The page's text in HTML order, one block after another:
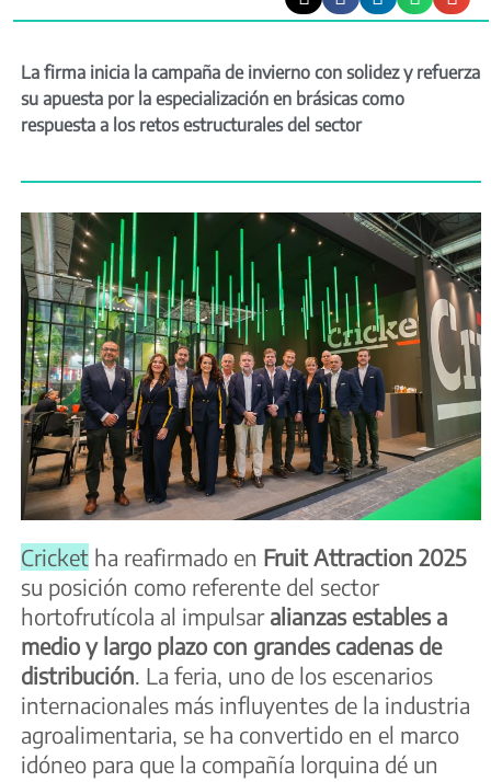
La firma inicia la campaña de invierno con solidez y refuerza
su apuesta por la especialización en brásicas como
respuesta a los retos estructurales del sector
Cricket ha reafirmado en Fruit Attraction 2025
su posición como referente del sector
hortofrutícola al impulsar alianzas estables a
medio y largo plazo con grandes cadenas de
distribución. La feria, uno de los escenarios
internacionales más influyentes de la industria
agroalimentaria, se ha convertido en el marco
idóneo para que la compañía lorquina dé un